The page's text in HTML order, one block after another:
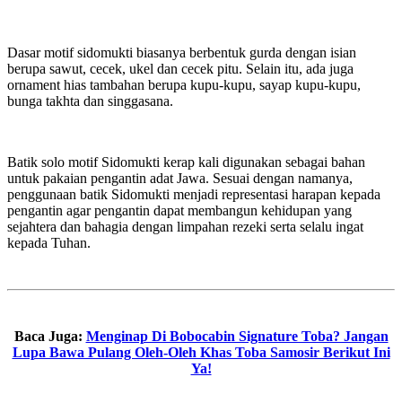
Dasar motif sidomukti biasanya berbentuk gurda dengan isian
berupa sawut, cecek, ukel dan cecek pitu. Selain itu, ada juga
ornament hias tambahan berupa kupu-kupu, sayap kupu-kupu,
bunga takhta dan singgasana.
Batik solo motif Sidomukti kerap kali digunakan sebagai bahan
untuk pakaian pengantin adat Jawa. Sesuai dengan namanya,
penggunaan batik Sidomukti menjadi representasi harapan kepada
pengantin agar pengantin dapat membangun kehidupan yang
sejahtera dan bahagia dengan limpahan rezeki serta selalu ingat
kepada Tuhan.
Baca Juga: Menginap Di Bobocabin Signature Toba? Jangan
Lupa Bawa Pulang Oleh-Oleh Khas Toba Samosir Berikut Ini
Ya!